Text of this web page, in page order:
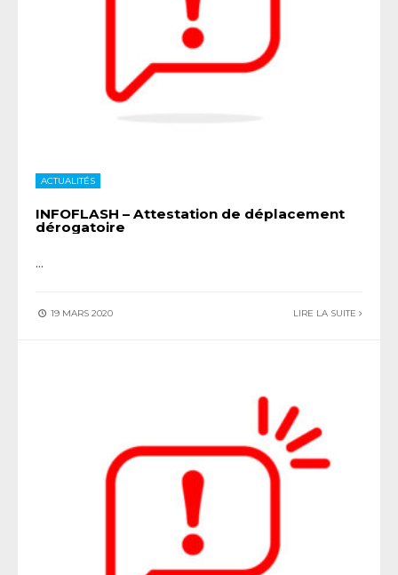
ACTUALITÉS
INFOFLASH – Attestation de déplacement
dérogatoire
...
19 MARS 2020 LIRE LA SUITE